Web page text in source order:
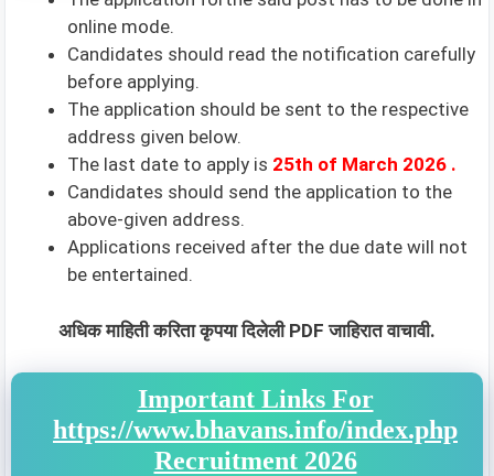
online mode.
Candidates should read the notification carefully
before applying.
The application should be sent to the respective
address given below.
The last date to apply is 25th of March 2026 .
Candidates should send the application to the
above-given address.
Applications received after the due date will not
be entertained.
अधिक माहिती करिता कृपया दिलेली PDF जाहिरात वाचावी.
Important Links For
https://www.bhavans.info/index.php
Recruitment 2026